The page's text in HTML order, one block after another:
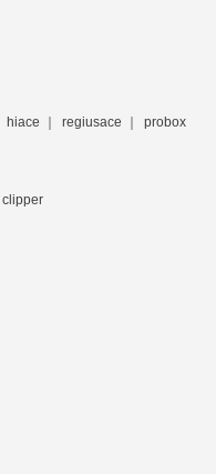
hiace regiusace
probox
clipper